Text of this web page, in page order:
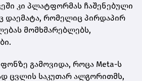
კი პლატფორმას ჩაშენებული
დაემატა, რომელიც პირდაპირ
მომხმარებლებს,
ფონზე გამოვიდა, როცა Meta-ს
ცვლის საკუთარ ალგორითმს,